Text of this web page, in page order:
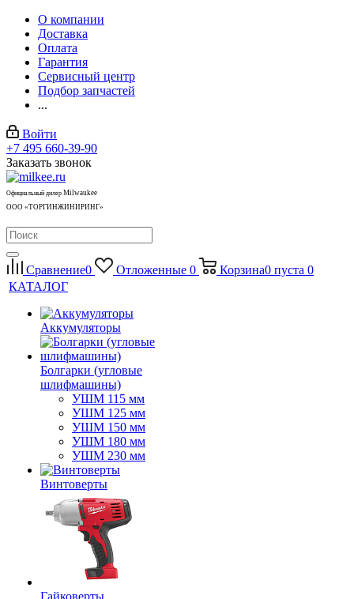
О компании
Доставка
Оплата
Гарантия
Сервисный центр
Подбор запчастей
...
Войти
+7 495 660-39-90
Заказать звонок
Официальный дилер Milwaukee
ООО «ТОРГИНЖИНИРИНГ»
Сравнение0 Отложенные 0 Корзина0 пуста 0
КАТАЛОГ
Аккумуляторы
Болгарки (угловые
шлифмашины)
УШМ 115 мм
УШМ 125 мм
УШМ 150 мм
УШМ 180 мм
УШМ 230 мм
Винтоверты
Гайковерты